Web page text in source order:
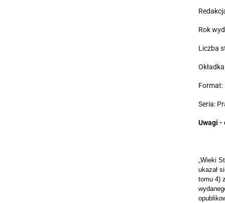
Rok
Liczba
Format:
Seria:
Uwagi -
„Wieki
ukazał
tomu 4)